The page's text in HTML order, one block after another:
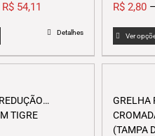
R$ 54,11
has
variants.
The
Detalhes
R$ 2,80 –
Ver
TIGRE
GRELHA
(TAMPA